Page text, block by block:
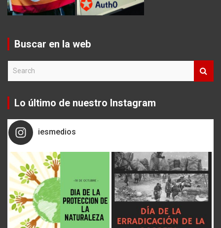
Buscar en la web
r
h
Lo último de nuestro Instagram
iesmedios